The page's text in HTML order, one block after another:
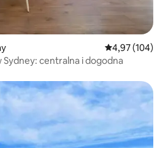
Średnia
4,97 (104)
Sydney: centralna i dogodna